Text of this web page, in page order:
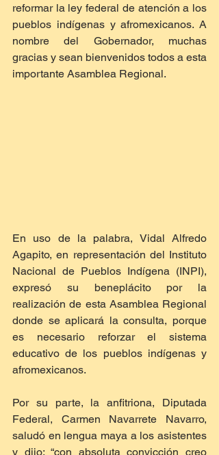
reformar la ley federal de atención a los
pueblos indígenas y afromexicanos. A
nombre del Gobernador, muchas
gracias y sean bienvenidos todos a esta
importante Asamblea Regional.
En uso de la palabra, Vidal Alfredo
Agapito, en representación del Instituto
Nacional de Pueblos Indígena (INPI),
expresó su beneplácito por la
realización de esta Asamblea Regional
donde se aplicará la consulta, porque
es necesario reforzar el sistema
educativo de los pueblos indígenas y
afromexicanos.
Por su parte, la anfitriona, Diputada
Federal, Carmen Navarrete Navarro,
saludó en lengua maya a los asistentes
y dijo: “con absoluta convicción creo